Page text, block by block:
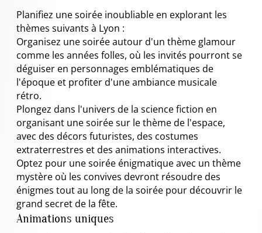
Planifiez une soirée inoubliable en explorant les
thèmes suivants à Lyon :
Organisez une soirée autour d'un thème glamour
comme les années folles, où les invités pourront se
déguiser en personnages emblématiques de
l'époque et profiter d'une ambiance musicale
rétro.
Plongez dans l'univers de la science fiction en
organisant une soirée sur le thème de l'espace,
avec des décors futuristes, des costumes
extraterrestres et des animations interactives.
Optez pour une soirée énigmatique avec un thème
mystère où les convives devront résoudre des
énigmes tout au long de la soirée pour découvrir le
grand secret de la fête.
Animations uniques